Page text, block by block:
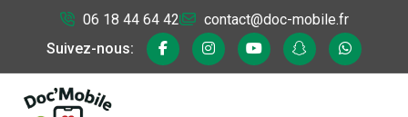
Suivez-nous:
06 18 44 64 42 contact@doc-mobile.fr